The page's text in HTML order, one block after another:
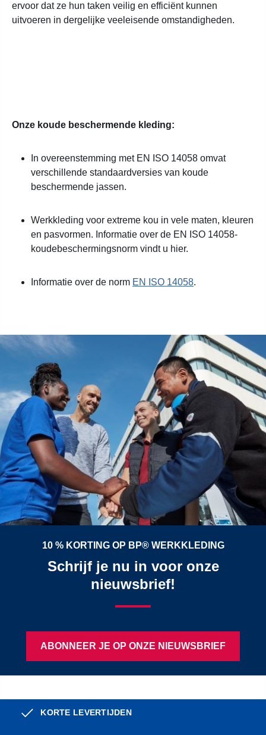
ervoor dat ze hun taken veilig en efficiënt kunnen
uitvoeren in dergelijke veeleisende omstandigheden.
Onze koude beschermende kleding:
In overeenstemming met EN ISO 14058 omvat
verschillende standaardversies van koude
beschermende jassen.
Werkkleding voor extreme kou in vele maten, kleuren
en pasvormen. Informatie over de EN ISO 14058-
koudebeschermingsnorm vindt u hier.
Informatie over de norm EN ISO 14058.
10 % KORTING OP BP® WERKKLEDING
Schrijf je nu in voor onze
nieuwsbrief!
ABONNEER JE OP ONZE NIEUWSBRIEF
KORTE LEVERTIJDEN